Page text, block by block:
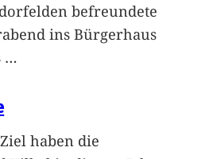
befreundete
ins Bürgerhaus
…
haben die